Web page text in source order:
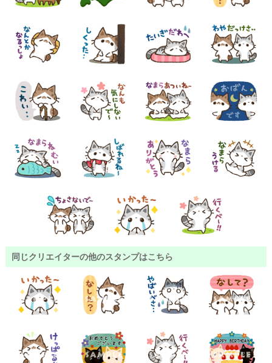
同じクリエイターの他のスタンプはこちら